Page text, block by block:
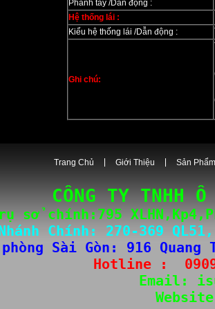
Phanh tay /Dẫn động :
Hệ thống lái :
Kiểu hệ thống lái /Dẫn động :
Ghi chú:
Trang Chủ Giới Thiệu Sản Phẩm
CÔNG TY TNHH
sở chính:795
Chính: 270-369
Sài Gòn : 916 Quang
Hotline :
Email: